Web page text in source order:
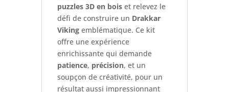
puzzles 3D en boiset relevez le
défi de construire un Drakkar
Vikingemblématique. Ce kit
offre une expérience
enrichissante qui demande
patience, précision, et un
soupçon de créativité, pour un
résultat aussi impressionnant